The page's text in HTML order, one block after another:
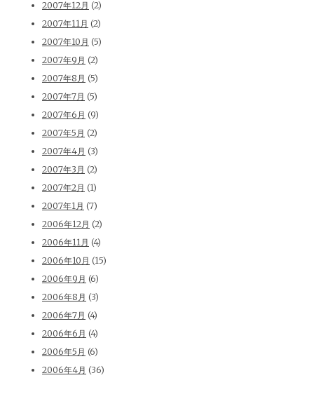
2007年12月 (2)
2007年11月 (2)
2007年10月 (5)
2007年9月 (2)
2007年8月 (5)
2007年7月 (5)
2007年6月 (9)
2007年5月 (2)
2007年4月 (3)
2007年3月 (2)
2007年2月 (1)
2007年1月 (7)
2006年12月 (2)
2006年11月 (4)
2006年10月 (15)
2006年9月 (6)
2006年8月 (3)
2006年7月 (4)
2006年6月 (4)
2006年5月 (6)
2006年4月 (36)